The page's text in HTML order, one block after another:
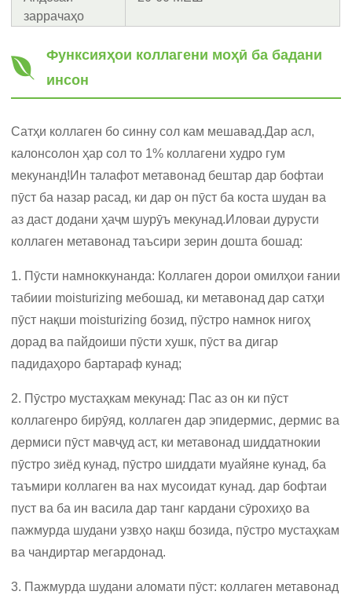
заррачаҳо
Функсияҳои коллагени моҳӣ ба бадани
инсон
Сатҳи коллаген бо синну сол кам мешавад.Дар асл,
калонсолон ҳар сол то 1% коллагени худро гум
мекунанд!Ин талафот метавонад бештар дар бофтаи
пӯст ба назар расад, ки дар он пӯст ба коста шудан ва
аз даст додани ҳаҷм шурӯъ мекунад.Иловаи дурусти
коллаген метавонад таъсири зерин дошта бошад:
1. Пӯсти намноккунанда: Коллаген дорои омилҳои ғании
табиии moisturizing мебошад, ки метавонад дар сатҳи
пӯст нақши moisturizing бозид, пӯстро намнок нигоҳ
дорад ва пайдоиши пӯсти хушк, пӯст ва дигар
падидаҳоро бартараф кунад;
2. Пӯстро мустаҳкам мекунад: Пас аз он ки пӯст
коллагенро бирӯяд, коллаген дар эпидермис, дермис ва
дермиси пӯст мавҷуд аст, ки метавонад шиддатнокии
пӯстро зиёд кунад, пӯстро шиддати муайяне кунад, ба
таъмири коллаген ва нах мусоидат кунад. дар бофтаи
пуст ва ба ин васила дар танг кардани сӯрохиҳо ва
пажмурда шудани узвҳо нақш бозида, пӯстро мустаҳкам
ва чандиртар мегардонад.
3. Пажмурда шудани аломати пӯст: коллаген метавонад